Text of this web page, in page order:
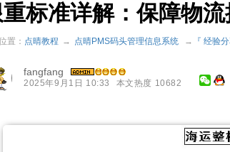
重标准详解：保障物
置： 点晴教程 → 点晴PMS码头管理信息系统 → 『 经验
fangfang
2025年9月1日 10:33 本文热度 10682